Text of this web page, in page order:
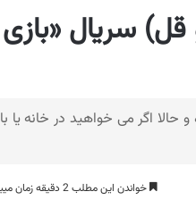
سریال «بازی
اگر می خواهید در خانه یا با
خواندن این مطلب 2 دقیقه زمان میبرد